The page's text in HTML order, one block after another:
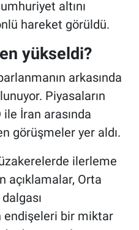
altını
hareket görüldü.
yükseldi?
arkasında
Piyasaların
İran arasında
görüşmeler yer aldı.
ilerleme
açıklamalar, Orta
endişeleri bir miktar